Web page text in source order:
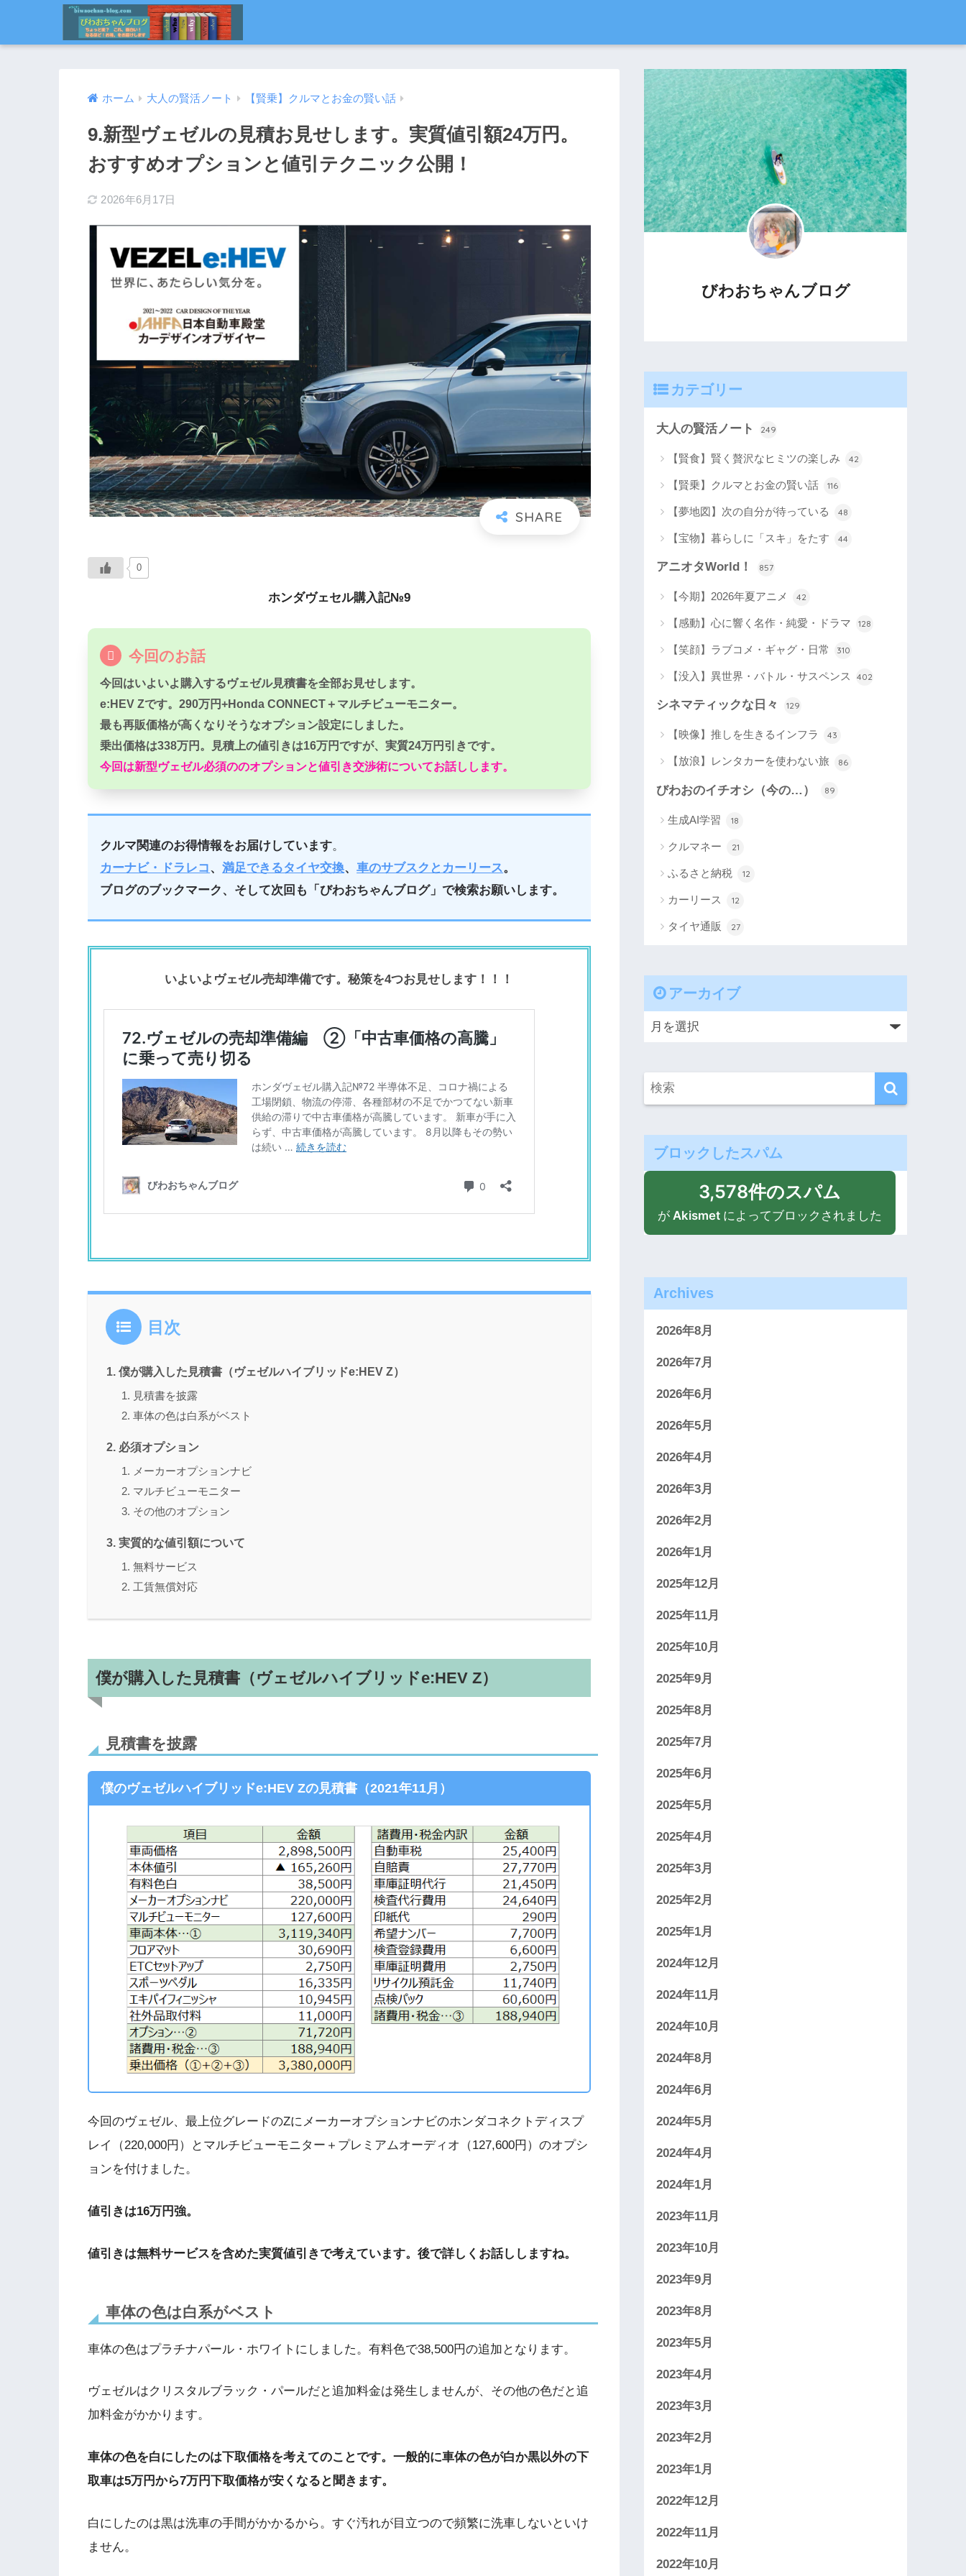
ホーム 大人の賢活ノート 【賢乗】クルマとお金の賢い話
9.新型ヴェゼルの見積お見せします。実質値引額24万円。
おすすめオプションと値引テクニック公開！
2026年6月17日
0
ホンダヴェセル購入記№9
今回のお話
今回はいよいよ購入するヴェゼル見積書を全部お見せします。
e:HEV Zです。290万円+Honda CONNECT＋マルチビューモニター。
最も再販価格が高くなりそうなオプション設定にしました。
乗出価格は338万円。見積上の値引きは16万円ですが、実質24万円引きです。
今回は新型ヴェゼル必須ののオプションと値引き交渉術についてお話しします。
クルマ関連のお得情報をお届けしています。
カーナビ・ドラレコ、満足できるタイヤ交換、車のサブスクとカーリース 。
ブログのブックマーク、そして次回も「びわおちゃんブログ」で検索お願いします。
いよいよヴェゼル売却準備です。秘策を4つお見せします！！！
目次
僕が購入した見積書（ヴェゼルハイブリッドe:HEV Z）
見積書を披露
車体の色は白系がベスト
必須オプション
メーカーオプションナビ
マルチビューモニター
その他のオプション
実質的な値引額について
無料サービス
工賃無償対応
僕が購入した見積書（ヴェゼルハイブリッドe:HEV Z）
見積書を披露
僕のヴェゼルハイブリッドe:HEV Zの見積書（2021年11月）
今回のヴェゼル、最上位グレードのZにメーカーオプションナビのホンダコネクトディスプ
レイ（220,000円）とマルチビューモニター＋プレミアムオーディオ（127,600円）のオプシ
ョンを付けました。
値引きは16万円強。
値引きは無料サービスを含めた実質値引きで考えています。後で詳しくお話ししますね。
車体の色は白系がベスト
車体の色はプラチナパール・ホワイトにしました。有料色で38,500円の追加となります。
ヴェゼルはクリスタルブラック・パールだと追加料金は発生しませんが、その他の色だと追
加料金がかかります。
車体の色を白にしたのは下取価格を考えてのことです。一般的に車体の色が白か黒以外の下
取車は5万円から7万円下取価格が安くなると聞きます。
白にしたのは黒は洗車の手間がかかるから。すぐ汚れが目立つので頻繁に洗車しないといけ
ません。
びわおちゃんブログ
カテゴリー
大人の賢活ノート 249
【賢食】賢く贅沢なヒミツの楽しみ 42
【賢乗】クルマとお金の賢い話 116
【夢地図】次の自分が待っている 48
【宝物】暮らしに「スキ」をたす 44
アニオタWorld！ 857
【今期】2026年夏アニメ 42
【感動】心に響く名作・純愛・ドラマ 128
【笑顔】ラブコメ・ギャグ・日常 310
【没入】異世界・バトル・サスペンス 402
シネマティックな日々 129
【映像】推しを生きるインフラ 43
【放浪】レンタカーを使わない旅 86
びわおのイチオシ（今の…） 89
生成AI学習 18
クルマネー 21
ふるさと納税 12
カーリース 12
タイヤ通販 27
アーカイブ
ブロックしたスパム
3,578件のスパム
が Akismet によってブロックされました
Archives
2026年8月
2026年7月
2026年6月
2026年5月
2026年4月
2026年3月
2026年2月
2026年1月
2025年12月
2025年11月
2025年10月
2025年9月
2025年8月
2025年7月
2025年6月
2025年5月
2025年4月
2025年3月
2025年2月
2025年1月
2024年12月
2024年11月
2024年10月
2024年8月
2024年6月
2024年5月
2024年4月
2024年1月
2023年11月
2023年10月
2023年9月
2023年8月
2023年5月
2023年4月
2023年3月
2023年2月
2023年1月
2022年12月
2022年11月
2022年10月